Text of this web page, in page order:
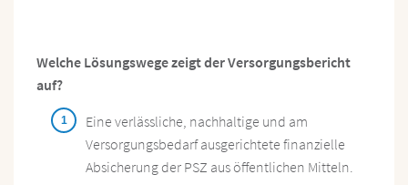
Welche Lösungswege zeigt der Versorgungsbericht
auf?
Eine verlässliche, nachhaltige und am
Versorgungsbedarf ausgerichtete finanzielle
Absicherung der PSZ aus öffentlichen Mitteln.